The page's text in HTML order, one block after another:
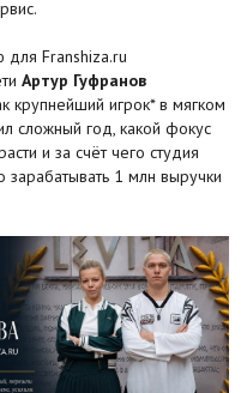
для Franshiza.ru
Артур Гуфранов
крупнейший игрок* в мягком
сложный год, какой фокус
и за счёт чего студия
зарабатывать 1 млн выручки